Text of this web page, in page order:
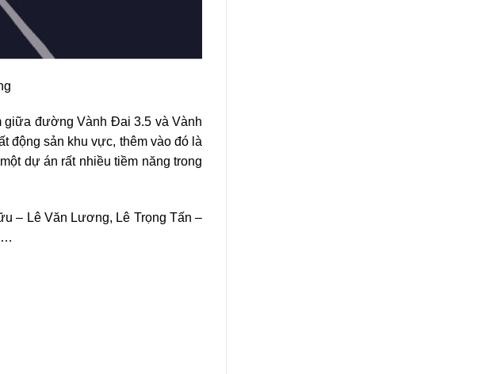
giữa đường Vành Đai 3.5 và Vành
động sản khu vực, thêm vào đó là
dự án rất nhiều tiềm năng trong
– Lê Văn Lương, Lê Trọng Tấn –